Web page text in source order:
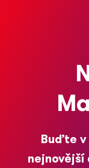
Buďte